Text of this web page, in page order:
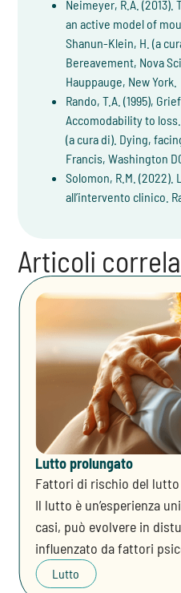
Neimeyer, R.A.
an active model of
Shanun-Klein, H. (a
Bereavement, Nova
Hauppauge, New York.
Rando, T.A. (1995),
Accomodability to loss.
(a cura di). Dying,
Francis, Washington
Solomon, R.M. (2022).
all’intervento clinico.
Articoli
Lutto prolungato
Fattori di rischio del
Il lutto è un’esperienza
casi, può evolvere in
influenzato da fattori
Lutto